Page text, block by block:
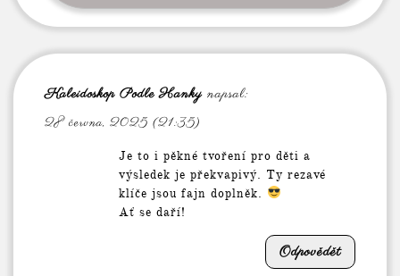
Kaleidoskop Podle Hanky napsal:
28 června, 2025 (21:35)
Je to i pěkné tvoření pro děti a
výsledek je překvapivý. Ty rezavé
klíče jsou fajn doplněk.
Ať se daří!
Odpovědět